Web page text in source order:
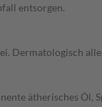
entsorgen.
Dermatologisch
ätherisches